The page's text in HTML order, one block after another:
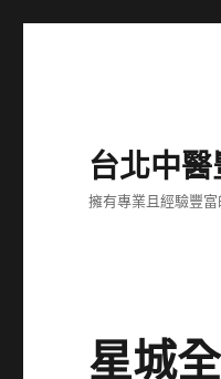
台北中
擁有專業且經驗豐
星城